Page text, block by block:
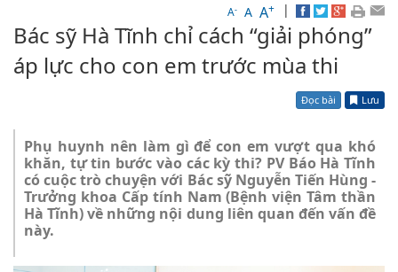
A- A A+ |
Bác sỹ Hà Tĩnh chỉ cách “giải phóng”
áp lực cho con em trước mùa thi
Đọc bài Lưu
Phụ huynh nên làm gì để con em vượt qua khó
khăn, tự tin bước vào các kỳ thi? PV Báo Hà Tĩnh
có cuộc trò chuyện với Bác sỹ Nguyễn Tiến Hùng -
Trưởng khoa Cấp tính Nam (Bệnh viện Tâm thần
Hà Tĩnh) về những nội dung liên quan đến vấn đề
này.